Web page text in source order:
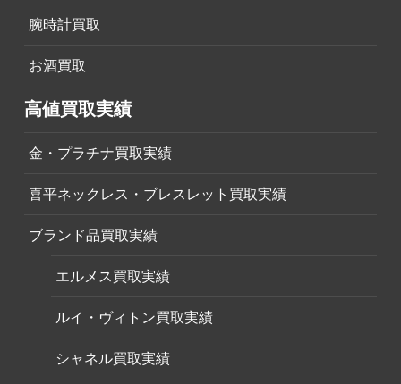
腕時計買取
お酒買取
高値買取実績
金・プラチナ買取実績
喜平ネックレス・ブレスレット買取実績
ブランド品買取実績
エルメス買取実績
ルイ・ヴィトン買取実績
シャネル買取実績